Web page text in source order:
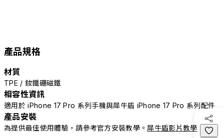
產品規格
材質
TPE / 釹鐵硼磁鐵
相容性資訊
適用於 iPhone 17 Pro 系列手機與犀牛盾 iPhone 17 Pro 系列配件
產品安裝
為提供最佳使用體驗，請參考官方安裝教學。 犀牛盾影片教學